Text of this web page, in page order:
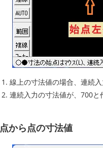
線上の寸法値の場合、連続
連続入力の寸法値が、700と
点から点の寸法値